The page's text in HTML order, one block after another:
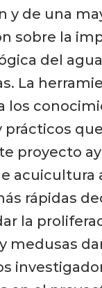
y de una
sobre la
del
La
los
prácticos
proyecto
acuicultura
rápidas
la
medusas